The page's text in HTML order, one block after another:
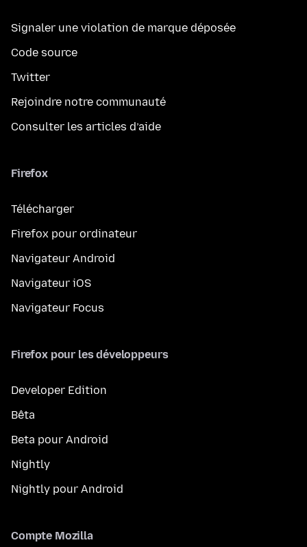
Signaler une violation de marque déposée
Code source
Twitter
Rejoindre notre communauté
Consulter les articles d’aide
Firefox
Télécharger
Firefox pour ordinateur
Navigateur Android
Navigateur iOS
Navigateur Focus
Firefox pour les développeurs
Developer Edition
Bêta
Beta pour Android
Nightly
Nightly pour Android
Compte Mozilla